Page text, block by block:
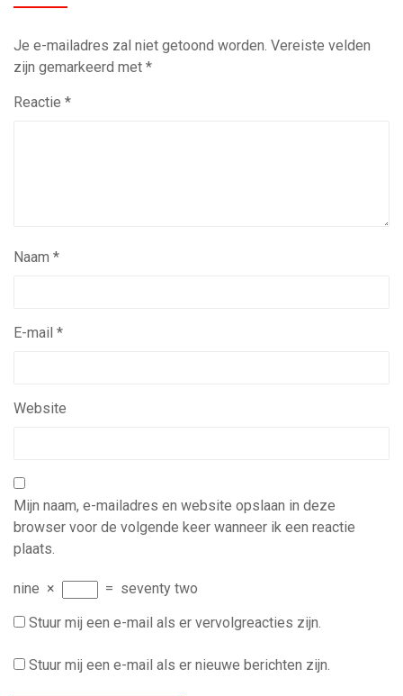
Je e-mailadres zal niet getoond worden. Vereiste velden
zijn gemarkeerd met *
Reactie *
Naam *
E-mail *
Website
Mijn naam, e-mailadres en website opslaan in deze
browser voor de volgende keer wanneer ik een reactie
plaats.
nine × = seventy two
Stuur mij een e-mail als er vervolgreacties zijn.
Stuur mij een e-mail als er nieuwe berichten zijn.